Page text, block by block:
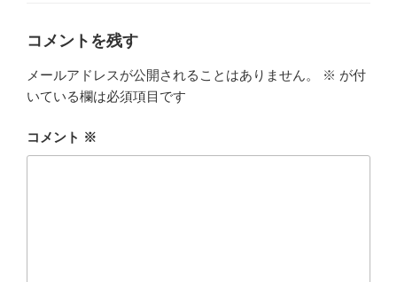
ー
コメントを残す
メールアドレスが公開されることはありません。 ※ が付
いている欄は必須項目です
コメント ※